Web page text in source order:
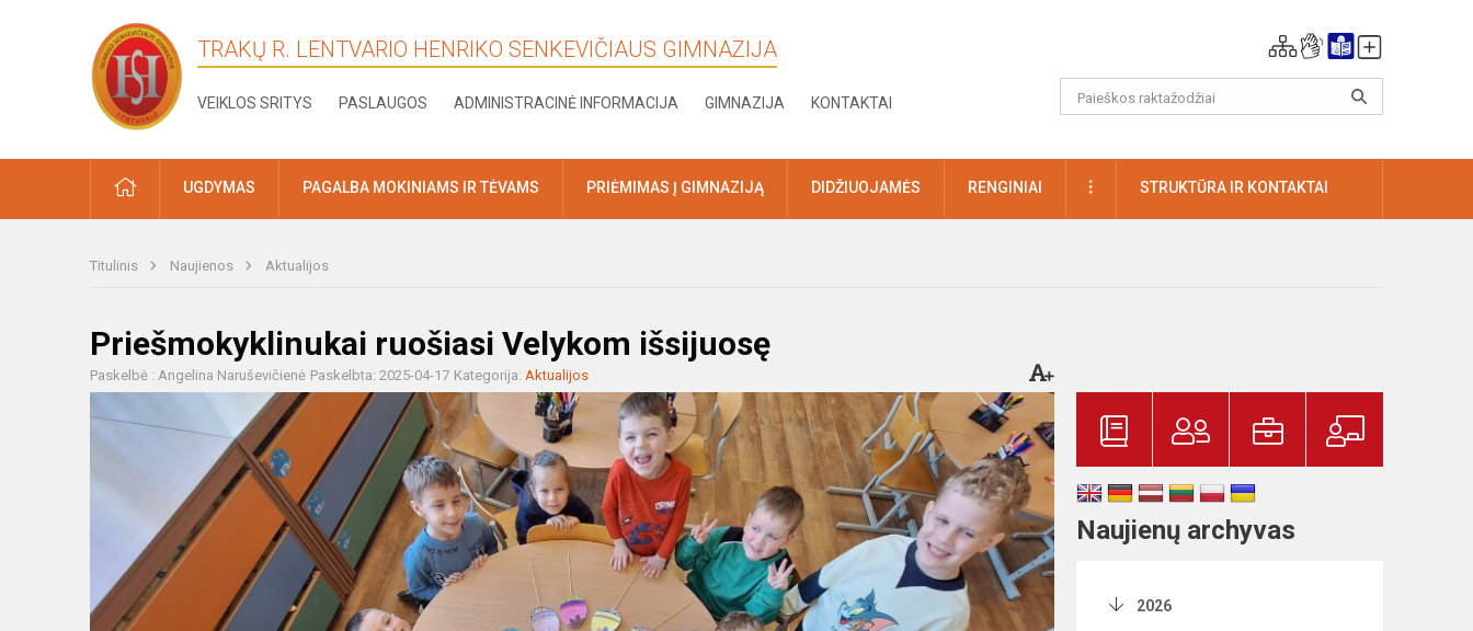
TRAKŲ R. LENTVARIO HENRIKO SENKEVIČIAUS GIMNAZIJA
VEIKLOS SRITYS PASLAUGOS ADMINISTRACINĖ INFORMACIJA GIMNAZIJA KONTAKTAI
PRADŽIAUGDYMAS PAGALBA MOKINIAMS IR TĖVAMS PRIĖMIMAS Į GIMNAZIJĄ DIDŽIUOJAMĖS RENGINIAI DAUGIAUSTRUKTŪRA IR KONTAKTAI
Titulinis Naujienos Aktualijos
Priešmokyklinukai ruošiasi Velykom išsijuosę
Paskelbė : Angelina Naruševičienė Paskelbta: 2025-04-17 Kategorija: Aktualijos
Naujienų archyvas
2026